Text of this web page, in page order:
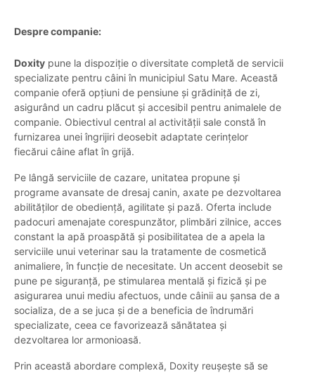
Despre companie:
Doxity pune la dispoziție o diversitate completă de servicii
specializate pentru câini în municipiul Satu Mare. Această
companie oferă opțiuni de pensiune și grădiniță de zi,
asigurând un cadru plăcut și accesibil pentru animalele de
companie. Obiectivul central al activității sale constă în
furnizarea unei îngrijiri deosebit adaptate cerințelor
fiecărui câine aflat în grijă.
Pe lângă serviciile de cazare, unitatea propune și
programe avansate de dresaj canin, axate pe dezvoltarea
abilităților de obediență, agilitate și pază. Oferta include
padocuri amenajate corespunzător, plimbări zilnice, acces
constant la apă proaspătă și posibilitatea de a apela la
serviciile unui veterinar sau la tratamente de cosmetică
animaliere, în funcție de necesitate. Un accent deosebit se
pune pe siguranță, pe stimularea mentală și fizică și pe
asigurarea unui mediu afectuos, unde câinii au șansa de a
socializa, de a se juca și de a beneficia de îndrumări
specializate, ceea ce favorizează sănătatea și
dezvoltarea lor armonioasă.
Prin această abordare complexă, Doxity reușește să se